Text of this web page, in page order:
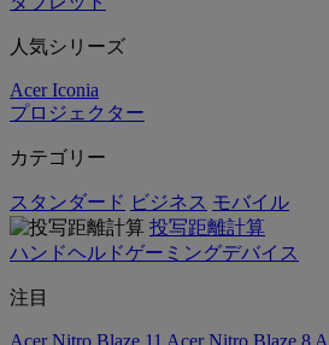
人気シリーズ
Acer Iconia
プロジェクター
カテゴリー
スタンダード ビジネス モバイル
投写距離計算
ハンドヘルドゲーミングデバイス
注目
Acer Nitro Blaze 11 Acer Nitro Blaze 8